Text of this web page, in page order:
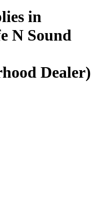
in
N Sound
Dealer)